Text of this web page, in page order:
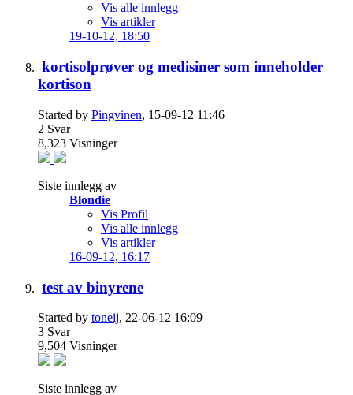
Vis alle innlegg
Vis artikler
19-10-12, 18:50
kortisolprøver og medisiner som inneholder
kortison
Started by Pingvinen, 15-09-12 11:46
2 Svar
8,323 Visninger
Siste innlegg av
Blondie
Vis Profil
Vis alle innlegg
Vis artikler
16-09-12, 16:17
test av binyrene
Started by toneij, 22-06-12 16:09
3 Svar
9,504 Visninger
Siste innlegg av